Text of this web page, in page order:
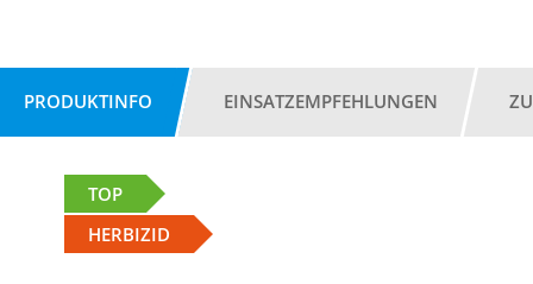
PRODUKTINFO EINSATZEMPFEHLUNGEN
TOP
HERBIZID